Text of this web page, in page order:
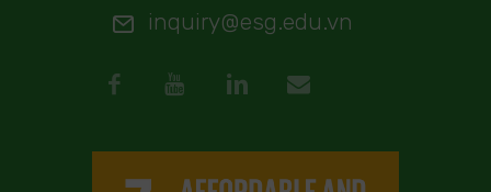
inquiry@esg.edu.vn